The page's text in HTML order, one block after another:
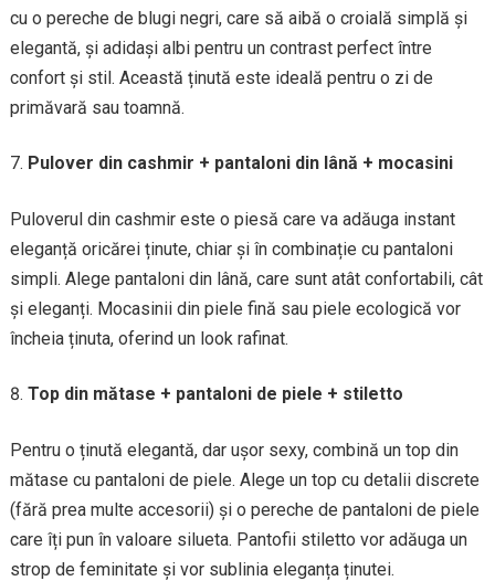
cu o pereche de blugi negri, care să aibă o croială simplă și
elegantă, și adidași albi pentru un contrast perfect între
confort și stil. Această ținută este ideală pentru o zi de
primăvară sau toamnă.
Pulover din cashmir + pantaloni din lână + mocasini
Puloverul din cashmir este o piesă care va adăuga instant
eleganță oricărei ținute, chiar și în combinație cu pantaloni
simpli. Alege pantaloni din lână, care sunt atât confortabili, cât
și eleganți. Mocasinii din piele fină sau piele ecologică vor
încheia ținuta, oferind un look rafinat.
Top din mătase + pantaloni de piele + stiletto
Pentru o ținută elegantă, dar ușor sexy, combină un top din
mătase cu pantaloni de piele. Alege un top cu detalii discrete
(fără prea multe accesorii) și o pereche de pantaloni de piele
care îți pun în valoare silueta. Pantofii stiletto vor adăuga un
strop de feminitate și vor sublinia eleganța ținutei.